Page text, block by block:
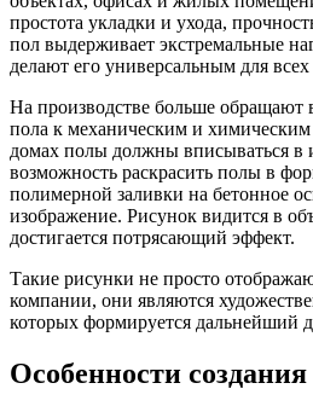
простота укладки и ухода,
пол выдерживает экстремальные
делают его универсальным для
На производстве больше обращают
пола к механическим и
домах полы должны вписываться в
возможность раскрасить полы в
полимерной заливки на бетонное
изображение. Рисунок видится в
достигается потрясающий эффект.
Такие рисунки не просто
компании, они являются
которых формируется дальнейший
Особенности создания